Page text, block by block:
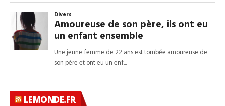
LEMONDE.FR